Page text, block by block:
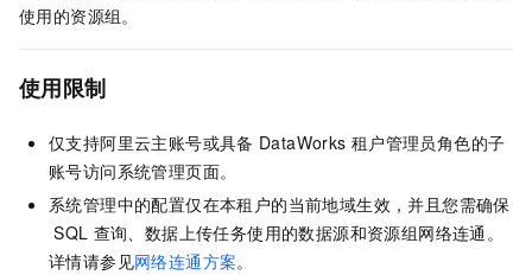
使用的资源组。
使用限制
仅支持阿里云主账号或具备 DataWorks 租户管理员角色的子
账号访问系统管理页面。
系统管理中的配置仅在本租户的当前地域生效，并且您需确保
SQL 查询、数据上传任务使用的数据源和资源组网络连通。
详情请参见网络连通方案。